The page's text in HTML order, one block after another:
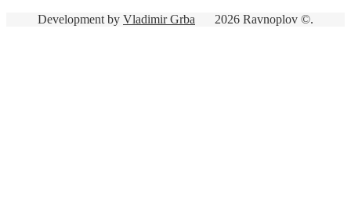
2026 Ravnoplov ©.
Development by Vladimir Grba